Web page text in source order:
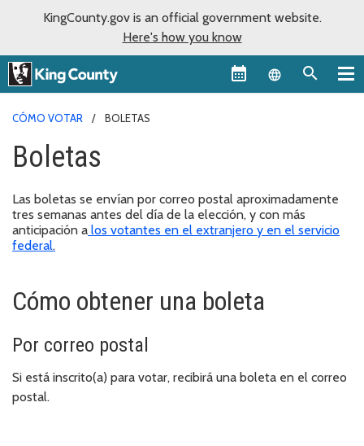
KingCounty.gov is an official government website.
Here's how you know
Language
CÓMO VOTAR BOLETAS
Boletas
Las boletas se envían por correo postal aproximadamente
tres semanas antes del día de la elección, y con más
anticipación a los votantes en el extranjero y en el servicio
federal.
Cómo obtener una boleta
Por correo postal
Si está inscrito(a) para votar, recibirá una boleta en el correo
postal.